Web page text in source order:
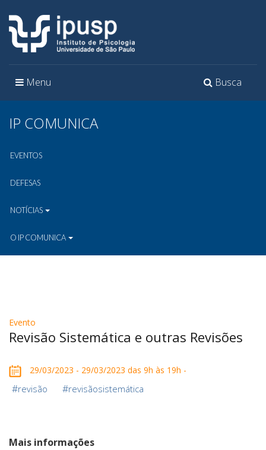
Toggle
Busca
Toggle
Menu
IP COMUNICA
EVENTOS
DEFESAS
NOTÍCIAS
O IP COMUNICA
Evento
Revisão Sistemática e outras Revisões
29/03/2023 - 29/03/2023 das 9h às 19h -
#revisão #revisãosistemática
Mais informações